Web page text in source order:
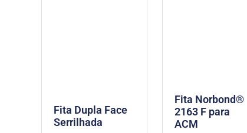
Fita Dupla Face
Serrilhada
Fita Norbond®
2163 F para
ACM